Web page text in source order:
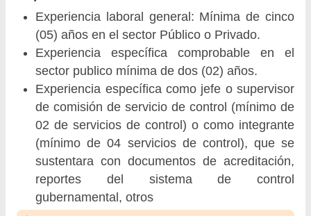
Experiencia laboral general: Mínima de cinco
(05) años en el sector Público o Privado.
Experiencia específica comprobable en el
sector publico mínima de dos (02) años.
Experiencia específica como jefe o supervisor
de comisión de servicio de control (mínimo de
02 de servicios de control) o como integrante
(mínimo de 04 servicios de control), que se
sustentara con documentos de acreditación,
reportes del sistema de control
gubernamental, otros